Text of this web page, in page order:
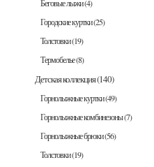
Беговые лыжи(4)
Городские куртки(25)
Толстовки(19)
Термобелье(8)
Детская коллекция(140)
Горнолыжные куртки(49)
Горнолыжные комбинезоны(7)
Горнолыжные брюки(56)
Толстовки(19)